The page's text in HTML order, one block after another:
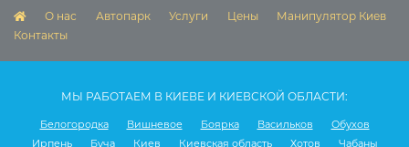
О нас Автопарк Услуги Цены
Манипулятор Киев
Контакты
МЫ РАБОТАЕМ В КИЕВЕ И КИЕВСКОЙ ОБЛАСТИ:
Белогородка Вишневое Боярка Васильков
Обухов
Ирпень
Буча Киев Киевская область Хотов Чабаны